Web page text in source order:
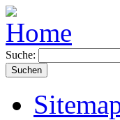
Suche: